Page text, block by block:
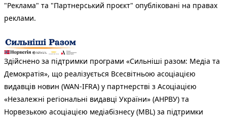
"Реклама" та "Партнерський проєкт" опубліковані на правах
реклами.
Здійснено за підтримки програми «Сильніші разом: Медіа та
Демократія», що реалізується Всесвітньою асоціацією
видавців новин (WAN-IFRA) у партнерстві з Асоціацією
«Незалежні регіональні видавці України» (АНРВУ) та
Норвезькою асоціацією медіабізнесу (MBL) за підтримки